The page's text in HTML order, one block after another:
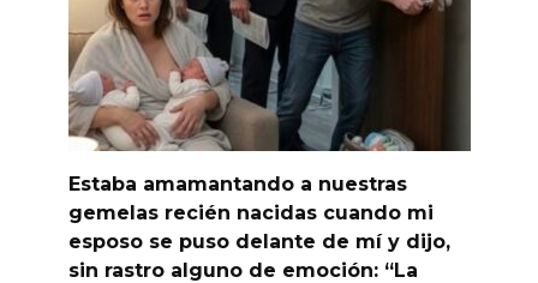
Estaba amamantando a nuestras
gemelas recién nacidas cuando mi
esposo se puso delante de mí y dijo,
sin rastro alguno de emoción: “La